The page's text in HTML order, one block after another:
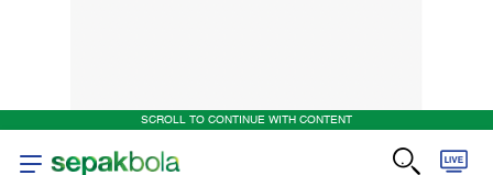
SCROLL TO CONTINUE WITH CONTENT